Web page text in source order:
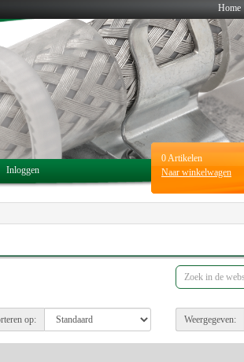
0Artikelen
Naar winkelwagen
Home
Inloggen
op: Weergegeven: